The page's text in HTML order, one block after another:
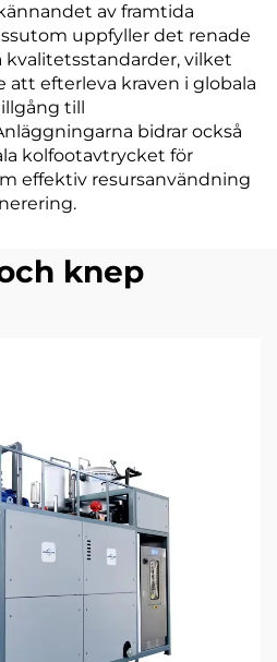
av framtida
uppfyller det renade
vilket
att efterleva kraven i globala
till
bidrar också
kolfootavtrycket för
effektiv resursanvändning
knep